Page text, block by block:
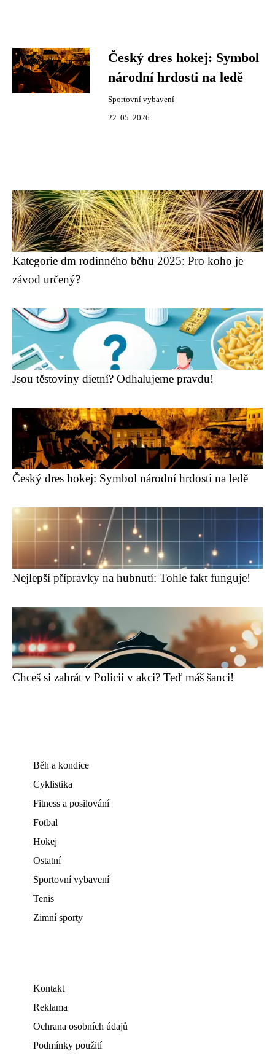
Český dres hokej: Symbol
národní hrdosti na ledě
Sportovní vybavení
22. 05. 2026
Kategorie dm rodinného běhu 2025: Pro koho je
závod určený?
Jsou těstoviny dietní? Odhalujeme pravdu!
Český dres hokej: Symbol národní hrdosti na ledě
Nejlepší přípravky na hubnutí: Tohle fakt funguje!
Chceš si zahrát v Policii v akci? Teď máš šanci!
Běh a kondice
Cyklistika
Fitness a posilování
Fotbal
Hokej
Ostatní
Sportovní vybavení
Tenis
Zimní sporty
Kontakt
Reklama
Ochrana osobních údajů
Podmínky použití